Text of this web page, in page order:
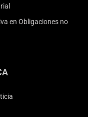
en Obligaciones no